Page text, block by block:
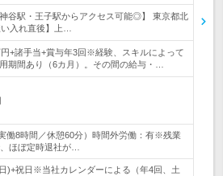
神谷駅・王子駅からアクセス可能◎】 東京都北
入れ直後】上…
+諸手当+賞与年3回※経験、スキルによって
期間あり（6カ月）。その間の給与・…
働8時間／休憩60分）時間外労働：有※残業
ほぼ定時退社が…
)+祝日※当社カレンダーによる（年4回、土